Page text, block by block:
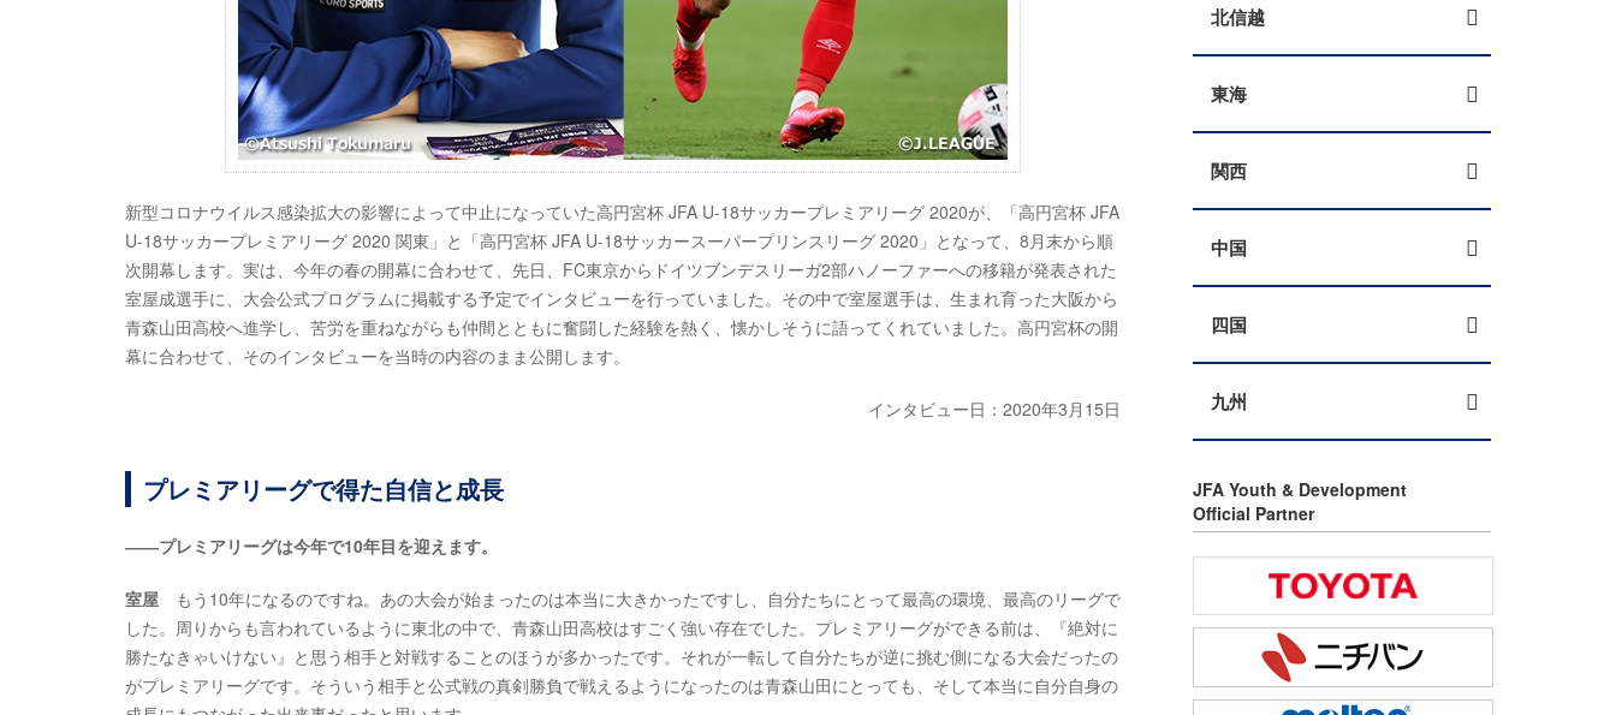
新型コロナウイルス感染拡大の影響によって中止になっていた高円宮杯 JFA U-18サッカープレミアリーグ 2020が、「高円宮杯 JFA
U-18サッカープレミアリーグ 2020 関東」と「高円宮杯 JFA U-18サッカースーパープリンスリーグ 2020」となって、8月末から順
次開幕します。実は、今年の春の開幕に合わせて、先日、FC東京からドイツブンデスリーガ2部ハノーファーへの移籍が発表された
室屋成選手に、大会公式プログラムに掲載する予定でインタビューを行っていました。その中で室屋選手は、生まれ育った大阪から
青森山田高校へ進学し、苦労を重ねながらも仲間とともに奮闘した経験を熱く、懐かしそうに語ってくれていました。高円宮杯の開
幕に合わせて、そのインタビューを当時の内容のまま公開します。
インタビュー日：2020年3月15日
プレミアリーグで得た自信と成長
――プレミアリーグは今年で10年目を迎えます。
室屋 もう10年になるのですね。あの大会が始まったのは本当に大きかったですし、自分たちにとって最高の環境、最高のリーグで
した。周りからも言われているように東北の中で、青森山田高校はすごく強い存在でした。プレミアリーグができる前は、『絶対に
勝たなきゃいけない』と思う相手と対戦することのほうが多かったです。それが一転して自分たちが逆に挑む側になる大会だったの
がプレミアリーグです。そういう相手と公式戦の真剣勝負で戦えるようになったのは青森山田にとっても、そして本当に自分自身の
北信越
東海
関西
中国
四国
九州
JFA Youth & Development
Official Partner